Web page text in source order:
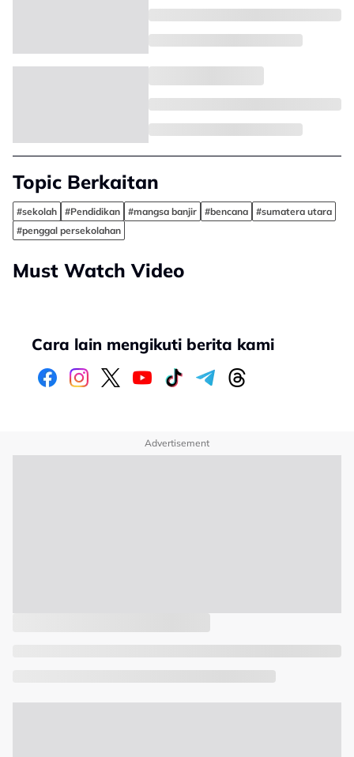
Topic Berkaitan
#sekolah #Pendidikan #mangsa banjir #bencana
#sumatera utara
#penggal persekolahan
Must Watch Video
Cara lain mengikuti berita kami
Advertisement